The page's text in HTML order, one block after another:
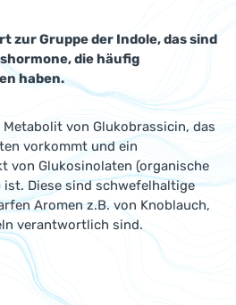
zur Gruppe der Indole, das sind
die häufig
haben.
von Glukobrassicin, das
vorkommt und ein
von Glukosinolaten (organische
Diese sind schwefelhaltige
Aromen z.B. von Knoblauch,
verantwortlich sind.